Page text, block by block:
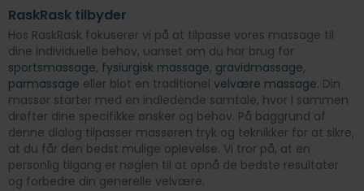
RaskRask tilbyder
Hos RaskRask fokuserer vi på at tilpasse vores massage til
dine individuelle behov, uanset om du har brug for
sportsmassage, fysiurgisk massage, gravidmassage,
parmassage eller blot en traditionel velvære massage. Din
massør starter med en indledende samtale, hvor I sammen
drøfter dine specifikke ønsker og behov. På baggrund af
denne dialog tilpasser massøren tryk og teknikker for at sikre,
at du får den bedst mulige oplevelse. Vi tror på, at en
personlig tilgang er nøglen til at opnå de bedste resultater
og forbedre din generelle velvære.